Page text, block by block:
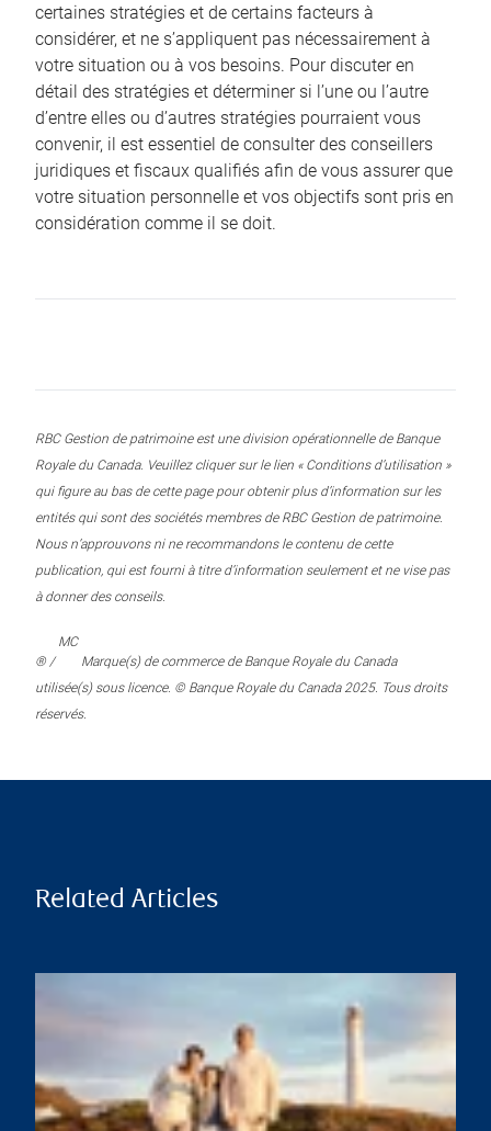
certaines stratégies et de certains facteurs à
considérer, et ne s’appliquent pas nécessairement à
votre situation ou à vos besoins. Pour discuter en
détail des stratégies et déterminer si l’une ou l’autre
d’entre elles ou d’autres stratégies pourraient vous
convenir, il est essentiel de consulter des conseillers
juridiques et fiscaux qualifiés afin de vous assurer que
votre situation personnelle et vos objectifs sont pris en
considération comme il se doit.
RBC Gestion de patrimoine est une division opérationnelle de Banque
Royale du Canada. Veuillez cliquer sur le lien « Conditions d’utilisation »
qui figure au bas de cette page pour obtenir plus d’information sur les
entités qui sont des sociétés membres de RBC Gestion de patrimoine.
Nous n’approuvons ni ne recommandons le contenu de cette
publication, qui est fourni à titre d’information seulement et ne vise pas
à donner des conseils.
® /
MC
Marque(s) de commerce de Banque Royale du Canada
utilisée(s) sous licence. © Banque Royale du Canada 2025. Tous droits
réservés.
Related Articles